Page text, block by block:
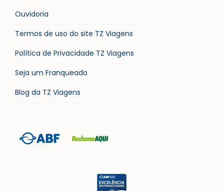
Ouvidoria
Termos de uso do site TZ Viagens
Política de Privacidade TZ Viagens
Seja um Franqueado
Blog da TZ Viagens